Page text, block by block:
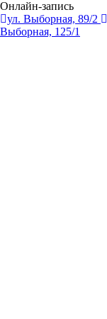
Онлайн-запись
ул. Выборная, 89/2
Выборная, 125/1